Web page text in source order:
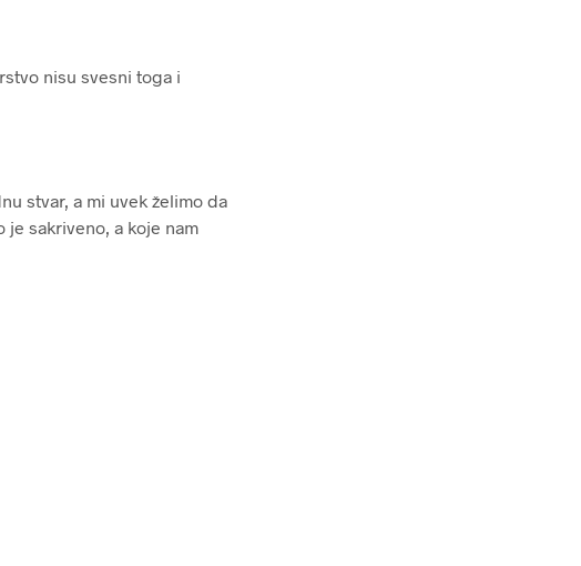
nisu svesni toga i
stvar, a mi uvek želimo da
sakriveno, a koje nam